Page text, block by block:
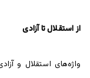
از استقلال تا آزادی
واژه‌های استقلال و